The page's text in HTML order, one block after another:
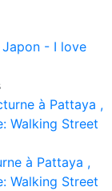
- I love
à Pattaya ,
Walking Street